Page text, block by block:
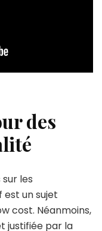
des
les
un sujet
cost. Néanmoins,
justifiée par la